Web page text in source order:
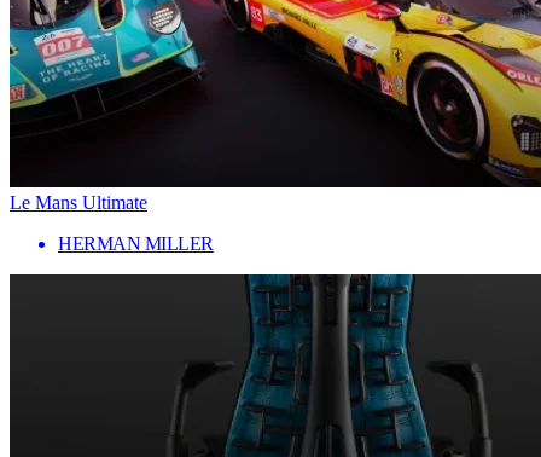
Le Mans Ultimate
HERMAN MILLER